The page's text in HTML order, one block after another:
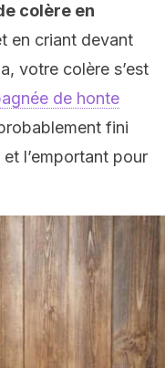
colère en
en criant devant
votre colère s’est
de honte
fini
l’emportant pour